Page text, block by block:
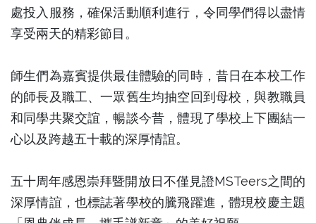
處投入服務，確保活動順利進行，令同學們得以盡情
享受兩天的精彩節目。
師生們為嘉賓提供最佳體驗的同時，昔日在本校工作
的師長及職工、一眾舊生均抽空回到母校，與教職員
和同學共聚交誼，暢談今昔，體現了學校上下團結一
心以及跨越五十載的深厚情誼。
五十周年感恩崇拜暨開放日不僅見證MSTeers之間的
深厚情誼，也標誌著學校的騰飛躍進，體現校慶主題